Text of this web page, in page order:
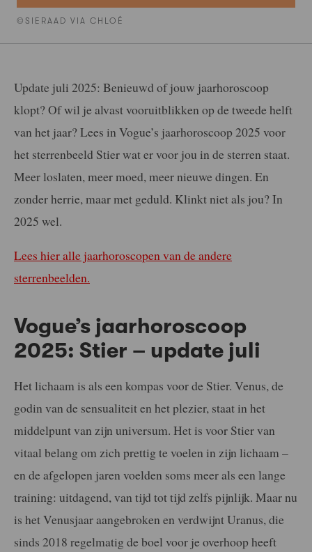
©SIERAAD VIA CHLOÉ
Update juli 2025: Benieuwd of jouw jaarhoroscoop
klopt? Of wil je alvast vooruitblikken op de tweede helft
van het jaar? Lees in Vogue’s jaarhoroscoop 2025 voor
het sterrenbeeld Stier wat er voor jou in de sterren staat.
Meer loslaten, meer moed, meer nieuwe dingen. En
zonder herrie, maar met geduld. Klinkt niet als jou? In
2025 wel.
Lees hier alle jaarhoroscopen van de andere
sterrenbeelden.
Vogue’s jaarhoroscoop
2025: Stier – update juli
Het lichaam is als een kompas voor de Stier. Venus, de
godin van de sensualiteit en het plezier, staat in het
middelpunt van zijn universum. Het is voor Stier van
vitaal belang om zich prettig te voelen in zijn lichaam –
en de afgelopen jaren voelden soms meer als een lange
training: uitdagend, van tijd tot tijd zelfs pijnlijk. Maar nu
is het Venusjaar aangebroken en verdwijnt Uranus, die
sinds 2018 regelmatig de boel voor je overhoop heeft